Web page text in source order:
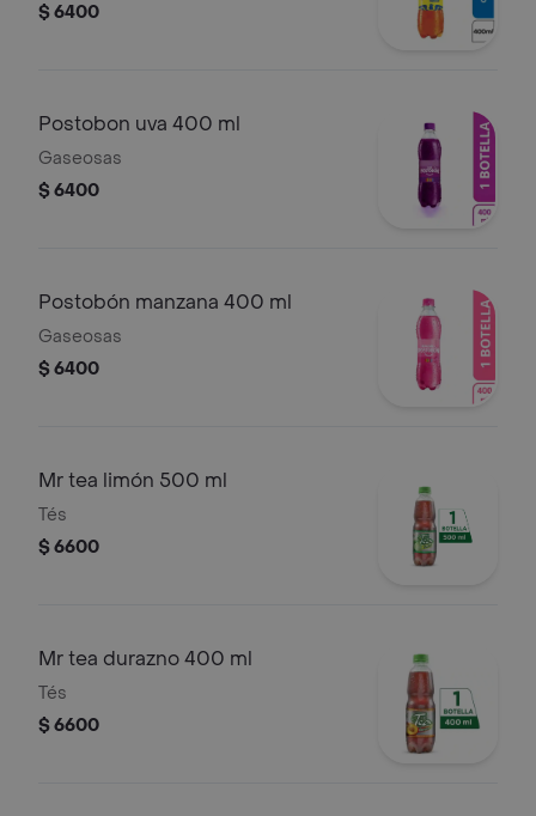
$ 6400
Postobon uva 400 ml
Gaseosas
$ 6400
Postobón manzana 400 ml
Gaseosas
$ 6400
Mr tea limón 500 ml
Tés
$ 6600
Mr tea durazno 400 ml
Tés
$ 6600